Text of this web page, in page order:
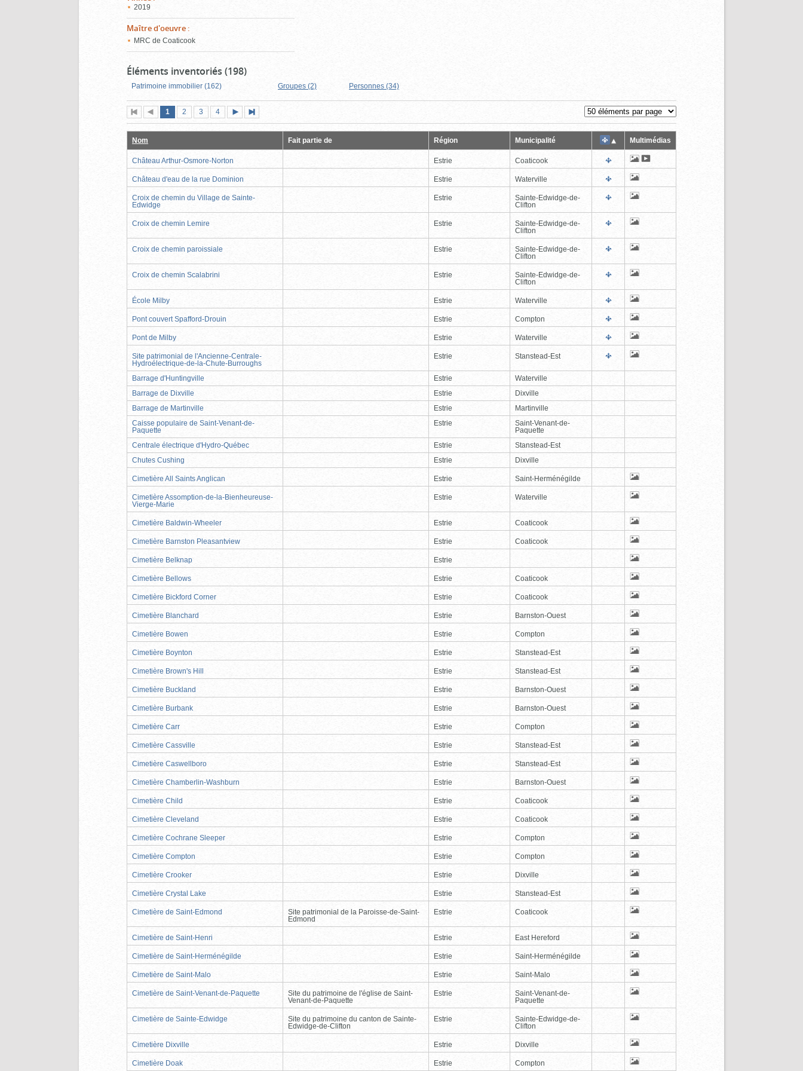
2019
Maître d'oeuvre :
MRC de Coaticook
Éléments inventoriés (198)
Patrimoine immobilier (162) Groupes (2) Personnes (34)
Première
page
Page
précédente
Page
1 (page
actuelle)
Page
2 Page
3 Page
4
suivante
page
Nom Fait partie de Région Municipalité Multimédias
Château Arthur-Osmore-Norton Estrie Coaticook
Château d'eau de la rue Dominion Estrie Waterville
Croix de chemin du Village de Sainte-
Edwidge
Estrie
Sainte-Edwidge-de-
Clifton
Croix de chemin Lemire Estrie
Sainte-Edwidge-de-
Clifton
Croix de chemin paroissiale Estrie
Sainte-Edwidge-de-
Clifton
Croix de chemin Scalabrini Estrie
Sainte-Edwidge-de-
Clifton
École Milby Estrie Waterville
Pont couvert Spafford-Drouin Estrie Compton
Pont de Milby Estrie Waterville
Site patrimonial de l'Ancienne-Centrale-
Hydroélectrique-de-la-Chute-Burroughs
Estrie Stanstead-Est
Barrage d'Huntingville Estrie
Waterville
Barrage de Dixville
Estrie
Dixville
Barrage de Martinville
Estrie
Martinville
Caisse populaire de Saint-Venant-de-
Paquette
Estrie
Saint-Venant-de-
Paquette
Centrale électrique d'Hydro-Québec
Estrie
Stanstead-Est
Chutes Cushing
Estrie Dixville
Cimetière All Saints Anglican Estrie Saint-Herménégilde
Cimetière Assomption-de-la-Bienheureuse-
Vierge-Marie
Estrie Waterville
Cimetière Baldwin-Wheeler Estrie Coaticook
Cimetière Barnston Pleasantview Estrie Coaticook
Cimetière Belknap Estrie
Cimetière Bellows Estrie Coaticook
Cimetière Bickford Corner Estrie Coaticook
Cimetière Blanchard Estrie Barnston-Ouest
Cimetière Bowen Estrie Compton
Cimetière Boynton Estrie Stanstead-Est
Cimetière Brown's Hill Estrie Stanstead-Est
Cimetière Buckland Estrie Barnston-Ouest
Cimetière Burbank Estrie Barnston-Ouest
Cimetière Carr Estrie Compton
Cimetière Cassville Estrie Stanstead-Est
Cimetière Caswellboro Estrie Stanstead-Est
Cimetière Chamberlin-Washburn Estrie Barnston-Ouest
Cimetière Child Estrie Coaticook
Cimetière Cleveland Estrie Coaticook
Cimetière Cochrane Sleeper Estrie Compton
Cimetière Compton Estrie Compton
Cimetière Crooker Estrie Dixville
Cimetière Crystal Lake Estrie Stanstead-Est
Cimetière de Saint-Edmond
Site patrimonial de la Paroisse-de-Saint-
Edmond
Estrie Coaticook
Cimetière de Saint-Henri Estrie East Hereford
Cimetière de Saint-Herménégilde Estrie Saint-Herménégilde
Cimetière de Saint-Malo Estrie Saint-Malo
Cimetière de Saint-Venant-de-Paquette
Site du patrimoine de l'église de Saint-
Venant-de-Paquette
Estrie
Saint-Venant-de-
Paquette
Cimetière de Sainte-Edwidge
Site du patrimoine du canton de Sainte-
Edwidge-de-Clifton
Estrie
Sainte-Edwidge-de-
Clifton
Cimetière Dixville Estrie Dixville
Cimetière Doak Estrie Compton